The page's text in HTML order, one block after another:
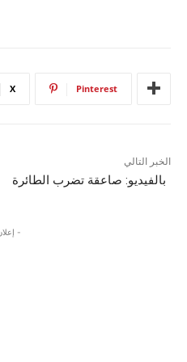
X Pinterest
الخبر التالي
بالفيديو: صاعقة تضرب الطائرة
- إعلان -